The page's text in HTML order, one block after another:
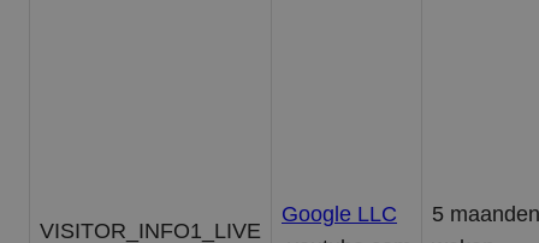
VISITOR_INFO1_LIVE
Google LLC
5